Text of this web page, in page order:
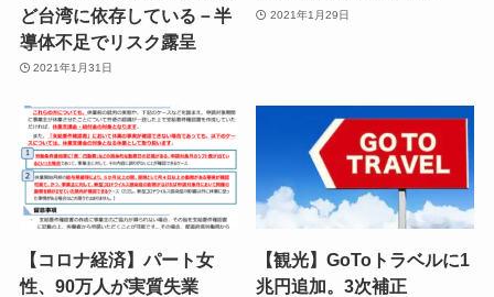
ど台湾に依存している－半
導体不足でリスク露呈
2021年1月31日
2021年1月29日
【コロナ経済】パート女
性、90万人が実質失業
【観光】GoToトラベルに1
兆円追加。3次補正